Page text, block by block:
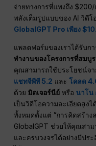
จ่ายทางการที่แพงถึง
พลังเต็มรูปแบบของ AI วิดี
GlobalGPT Pro เพียง
แพลตฟอร์มของเราได้รับก
ทำงานของโครงการที่สมบู
คุณสามารถใช้ประโยชน์จา
แชทจีพีที 5.2 และโคลด
ด้วย มิดเจอร์นีย์ หรือ นาโน
เป็นวิดีโอความละเอียดสูง
ทั้งหมดตั้งแต่ “การคิดสร้าง
GlobalGPT ช่วยให้คุณสา
และครบวงจรได้อย่างมีปร